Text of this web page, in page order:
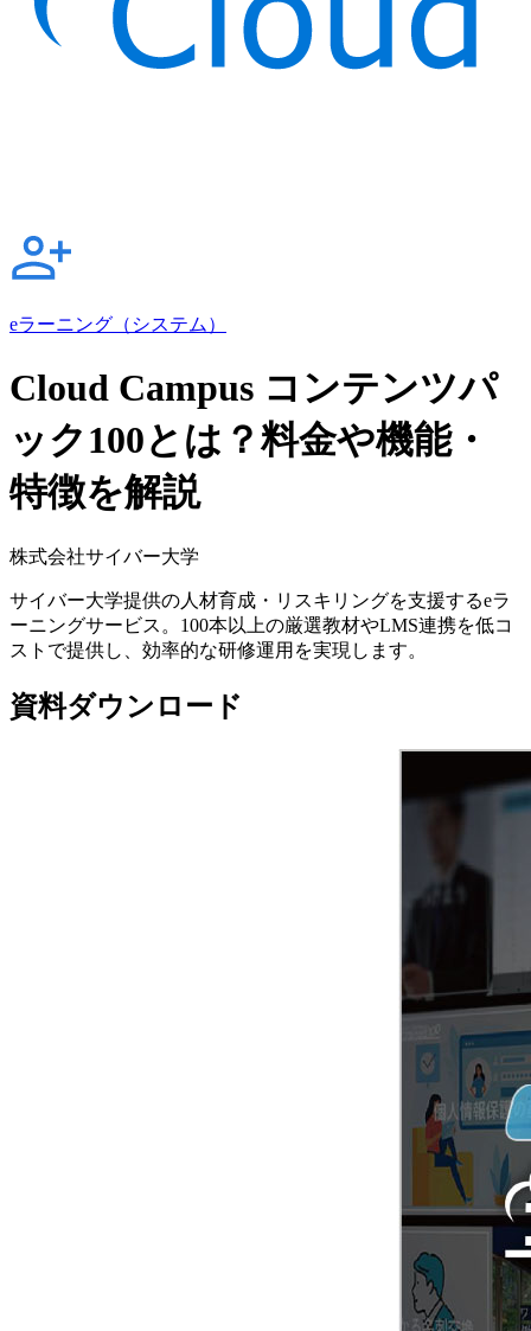
eラーニング（システム）
Cloud Campus コンテンツパ
ック100とは？料金や機能・
特徴を解説
株式会社サイバー大学
サイバー大学提供の人材育成・リスキリングを支援するeラ
ーニングサービス。100本以上の厳選教材やLMS連携を低コ
ストで提供し、効率的な研修運用を実現します。
資料ダウンロード